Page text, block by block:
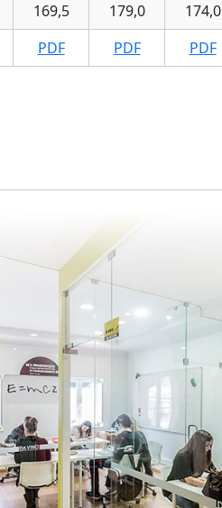
169,5 179,0 174,0
PDF PDF PDF